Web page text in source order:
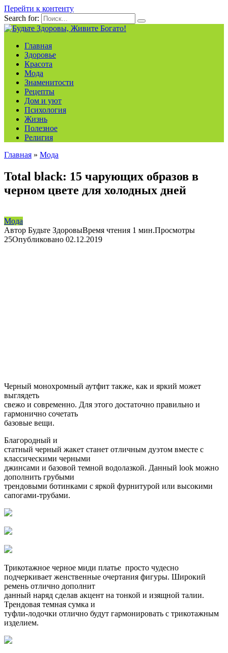
Перейти к контенту
Search for:
Главная
Здоровье
Красота
Мода
Знаменитости
Рецепты
Дом и уют
Психология
Жизнь
Полезное
Религия
Главная » Мода
Total black: 15 чарующих образов в
черном цвете для холодных дней
Мода
Автор Будьте ЗдоровыВремя чтения 1 мин.Просмотры
25Опубликовано 02.12.2019
Черный монохромный аутфит также, как и яркий может
выглядеть
свежо и современно. Для этого достаточно правильно и
гармонично сочетать
базовые вещи.
Благородный и
статный черный жакет станет отличным дуэтом вместе с
классическими черными
джинсами и базовой темной водолазкой. Данный look можно
дополнить грубыми
трендовыми ботинками с яркой фурнитурой или высокими
сапогами-трубами.
Трикотажное черное миди платье просто чудесно
подчеркивает женственные очертания фигуры. Широкий
ремень отлично дополнит
данный наряд сделав акцент на тонкой и изящной талии.
Трендовая темная сумка и
туфли-лодочки отлично будут гармонировать с трикотажным
изделием.